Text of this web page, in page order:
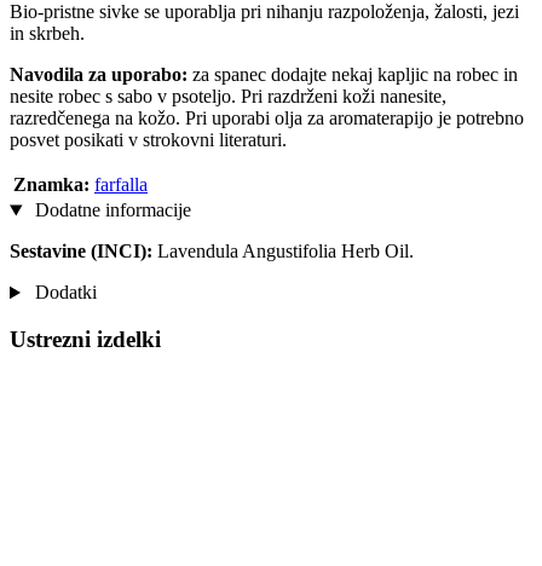
Bio-pristne sivke se uporablja pri nihanju razpoloženja, žalosti, jezi
in skrbeh.
Navodila za uporabo: za spanec dodajte nekaj kapljic na robec in
nesite robec s sabo v psoteljo. Pri razdrženi koži nanesite,
razredčenega na kožo. Pri uporabi olja za aromaterapijo je potrebno
posvet posikati v strokovni literaturi.
Znamka: farfalla
Dodatne informacije
Sestavine (INCI): Lavendula Angustifolia Herb Oil.
Dodatki
Ustrezni izdelki